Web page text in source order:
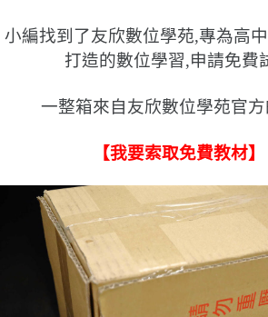
小編找到了友欣數位學苑,專為高
打造的數位學習,申請免費
一整箱來自友欣數位學苑官
【我要索取免費教材】